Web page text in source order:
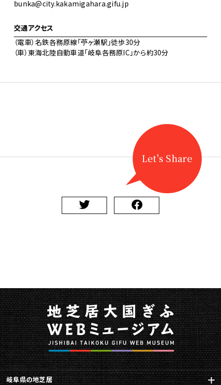
bunka@city.kakamigahara.gifu.jp
交通アクセス
（電車）名鉄各務原線「苧ヶ瀬駅」徒歩30分
（車）東海北陸自動車道「岐阜各務原IC」から約30分
Let's Share
岐阜県の地芝居